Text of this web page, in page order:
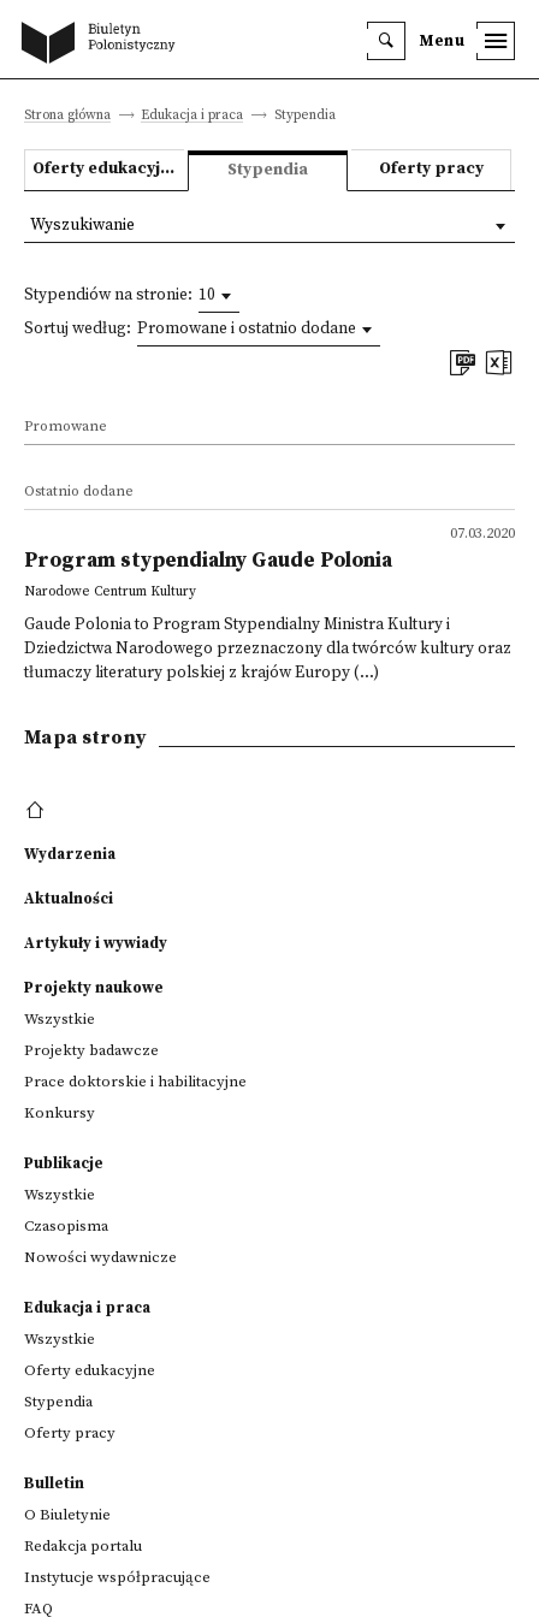
Menu
Strona główna Edukacja i praca Stypendia
Oferty edukacyjne Stypendia Oferty pracy
Stypendiów na stronie: 10
Sortuj według: Promowane i ostatnio dodane
Promowane
Ostatnio dodane
07.03.2020
Program stypendialny Gaude Polonia
Narodowe Centrum Kultury
Gaude Polonia to Program Stypendialny Ministra Kultury i
Dziedzictwa Narodowego przeznaczony dla twórców kultury oraz
tłumaczy literatury polskiej z krajów Europy (...)
Wyszukiwanie
Mapa strony
Wydarzenia
Aktualności
Artykuły i wywiady
Projekty naukowe
Wszystkie
Projekty badawcze
Prace doktorskie i habilitacyjne
Konkursy
Publikacje
Wszystkie
Czasopisma
Nowości wydawnicze
Edukacja i praca
Wszystkie
Oferty edukacyjne
Stypendia
Oferty pracy
Bulletin
O Biuletynie
Redakcja portalu
Instytucje współpracujące
FAQ